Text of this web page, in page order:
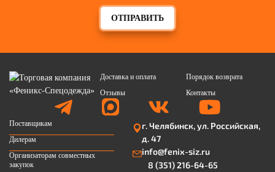
ОТПРАВИТЬ
Доставка и оплата
Порядок возврата
Отзывы
Контакты
Поставщикам
Дилерам
Организаторам совместных
закупок
г. Челябинск, ул. Российская,
д. 47
info@fenix-siz.ru
8 (351) 216-64-65